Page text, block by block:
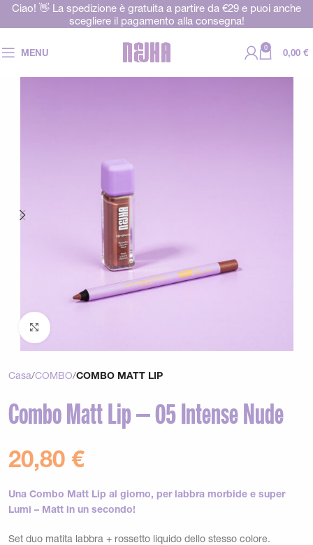
Ciao! 👋 La spedizione è gratuita a partire da €29 e puoi anche
scegliere il pagamento alla consegna!
MENU 0 0,00 €
Clicca per ingrandire
Casa COMBO COMBO MATT LIP
Combo Matt Lip – 05 Intense Nude
20,80 €
Una Combo Matt Lip al giorno, per labbra morbide e super
Lumi – Matt in un secondo!
Set duo matita labbra + rossetto liquido dello stesso colore.